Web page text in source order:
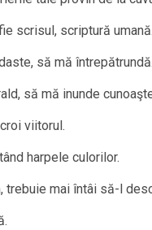
scrisul, scriptură
să mă
să mă inunde
viitorul.
harpele culorilor.
trebuie mai întâi să-l